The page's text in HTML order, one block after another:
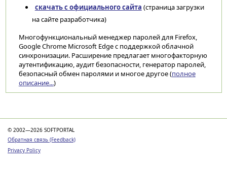
скачать с официального сайта (страница загрузки
на сайте разработчика)
Многофункциональный менеджер паролей для Firefox,
Google Chrome Microsoft Edge с поддержкой облачной
синхронизации. Расширение предлагает многофакторную
аутентификацию, аудит безопасности, генератор паролей,
безопасный обмен паролями и многое другое (полное
описание...)
© 2002—2026 SOFTPORTAL
Обратная связь (Feedback)
Privacy Policy